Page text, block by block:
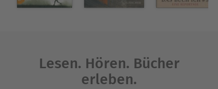
Lesen. Hören. Bücher
erleben.